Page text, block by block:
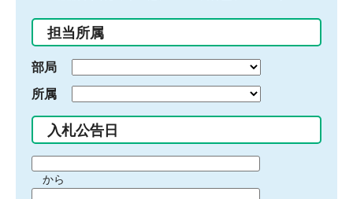
入
力
担当所属
部局
所属
入札公告日
間から